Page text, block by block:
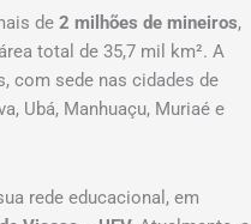
de 2 milhões de mineiros,
total de 35,7 mil km². A
com sede nas cidades de
Ubá, Manhuaçu, Muriaé e
rede educacional, em